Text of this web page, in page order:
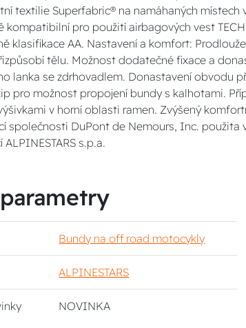
textilie Superfabric® na namáhaných místech
kompatibilní pro použití airbagových vest
klasifikace AA. Nastavení a komfort:
tělu. Možnost dodatečné fixace a
lanka se zdrhovadlem. Donastavení obvodu
pro možnost propojení bundy s kalhotami.
v horní oblasti ramen. Zvýšený
společnosti DuPont de Nemours, Inc.
s.p.a.
Bundy na off road motocykly
ALPINESTARS
NOVINKA